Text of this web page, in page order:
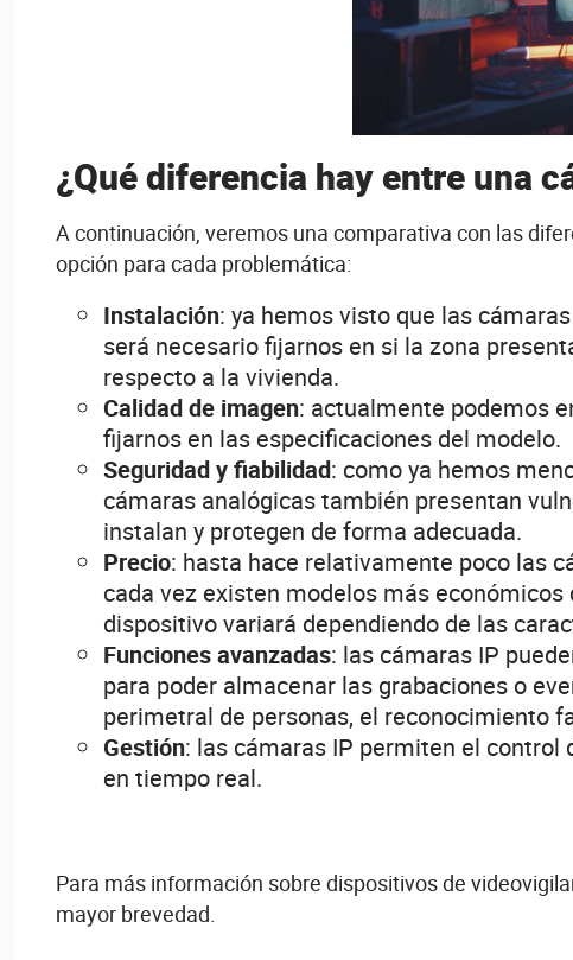
¿Qué diferencia hay entre una
A continuación, veremos una comparativa con las
opción para cada problemática:
Instalación: ya hemos visto que las
será necesario fijarnos en si la zona
respecto a la vivienda.
Calidad de imagen: actualmente podemos
fijarnos en las especificaciones del modelo.
Seguridad y fiabilidad: como ya hemos
cámaras analógicas también presentan
instalan y protegen de forma adecuada.
Precio: hasta hace relativamente poco las
cada vez existen modelos más
dispositivo variará dependiendo de las
Funciones avanzadas: las cámaras IP
para poder almacenar las grabaciones o
perimetral de personas, el reconocimiento
Gestión: las cámaras IP permiten el
en tiempo real.
Para más información sobre dispositivos de
mayor brevedad.